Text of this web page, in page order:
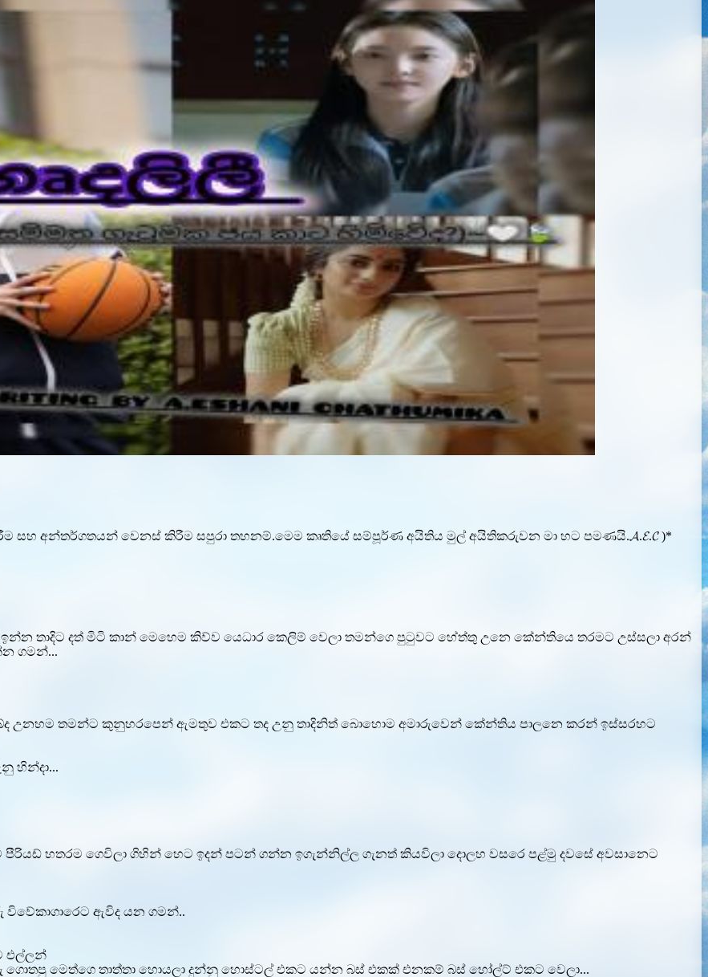
සහ අන්තර්ගතයන් වෙනස් කිරීම සපුරා තහනම්.මෙම කෘතියේ සම්පූර්ණ අයිතිය මුල් අයිතිකරුවන මා හට පමණයි.𝓐.𝓔.𝓒 )*
තාදිට දත් මිටි කාන් මෙහෙම කිව්ව යෙධාර කෙලිම් වෙලා තමන්ගෙ පුටුවට හේත්තු උනෙ කේන්තියෙ තරමට උස්සලා අරන්
ගමන්...
උනහම තමන්ට කුනුහරපෙන් ඇමතුව එකට තද උනු තාදිනිත් බොහොම අමාරුවෙන් කේන්තිය පාලනෙ කරන් ඉස්සරහට
හින්දා...
හතරම ගෙවිලා ගිහින් හෙට ඉදන් පටන් ගන්න ඉගැන්නිල්ල ගැනත් කියවිලා දොලහ වසරෙ පළ්මු දවසේ අවසානෙට
ඇවිද යන ගමන්..
එල්ලන්
ගොතපු මෙත්ගෙ තාත්තා හොයලා දුන්නු හොස්ටල් එකට යන්න බස් එකක් එනකම් බස් හෝල්ට් එකට වෙලා...